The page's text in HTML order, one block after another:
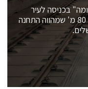
בכניסה לעיר
ירושלים. תחנת רכבת ייחודית, בעומק 80 מ' שמהווה התחנה